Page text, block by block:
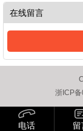
在线留言
浙ICP
电话 留